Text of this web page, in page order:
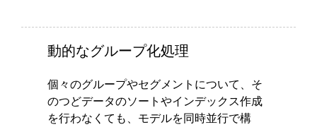
動的なグループ化処理
個々のグループやセグメントについて、そ
のつどデータのソートやインデックス作成
を行わなくても、モデルを同時並行で構